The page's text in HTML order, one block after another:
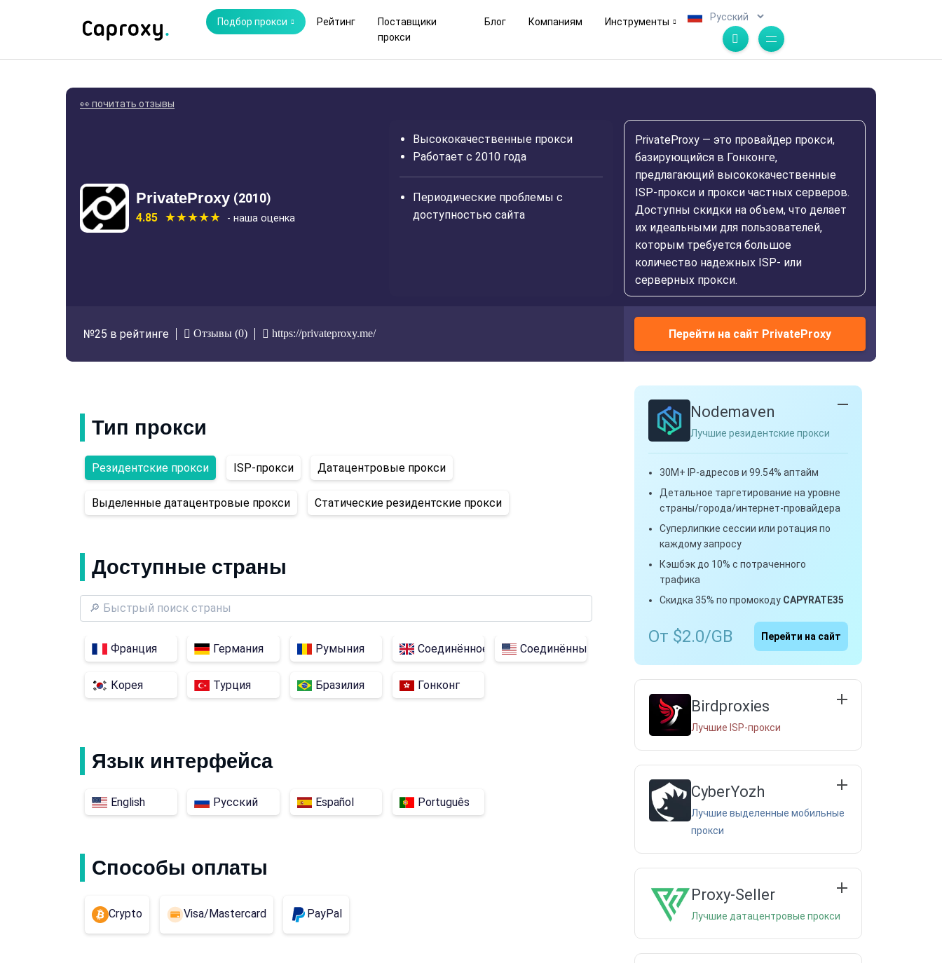
Подбор прокси Рейтинг
Поставщики
прокси
Блог Компаниям Инструменты .
👀 почитать отзывы
PrivateProxy (2010)
4.85 - наша оценка
Высококачественные прокси
Работает с 2010 года
Периодические проблемы с
доступностью сайта
PrivateProxy — это провайдер прокси,
базирующийся в Гонконге,
предлагающий высококачественные
ISP-прокси и прокси частных серверов.
Доступны скидки на объем, что делает
их идеальными для пользователей,
которым требуется большое
количество надежных ISP- или
серверных прокси.
№25 в рейтинге Отзывы (0) https://privateproxy.me/ Перейти на сайт PrivateProxy
Тип прокси
Резидентские прокси ISP-прокси Датацентровые прокси
Выделенные датацентровые прокси Статические резидентские прокси
Доступные страны
Франция Германия Румыния Соединённое КоролевствоСоединённые Штаты
Корея Турция Бразилия Гонконг
Язык интерфейса
English Русский Español Português
Способы оплаты
Crypto Visa/Mastercard PayPal
Nodemaven
Лучшие резидентские прокси
30M+ IP-адресов и 99.54% аптайм
Детальное таргетирование на уровне
страны/города/интернет-провайдера
Суперлипкие сессии или ротация по
каждому запросу
Кэшбэк до 10% с потраченного
трафика
Скидка 35% по промокоду CAPYRATE35
От $2.0/GB Перейти на сайт
Birdproxies
Лучшие ISP-прокси
CyberYozh
Лучшие выделенные мобильные
прокси
Proxy-Seller
Лучшие датацентровые прокси